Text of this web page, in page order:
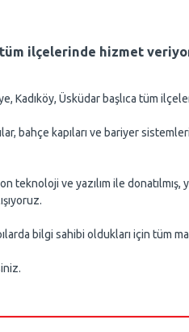
ilçelerinde hizmet
Üsküdar başlıca tüm
bahçe kapıları ve bariyer
teknoloji ve yazılım ile
bilgi sahibi oldukları için tüm